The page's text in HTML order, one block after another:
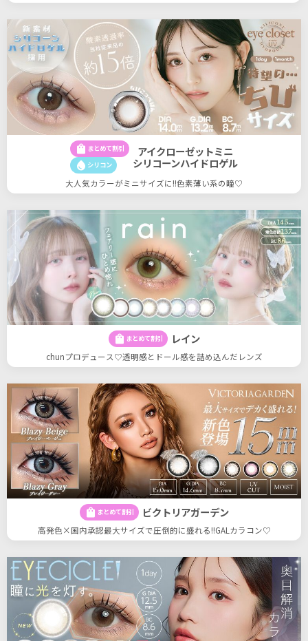
shopping_bag まとめて割引
water_drop シリコン
アイクローゼットミニ
シリコーンハイドロゲル
大人気カラーがミニサイズに!!色素薄い系の瞳♡
shopping_bag まとめて割引 レイン
chunプロデュース♡透明感とドール感を詰め込んだレンズ
shopping_bag まとめて割引 ビクトリアガーデン
高発色×国内承認最大サイズで圧倒的に盛れる!!GALカラコン♡